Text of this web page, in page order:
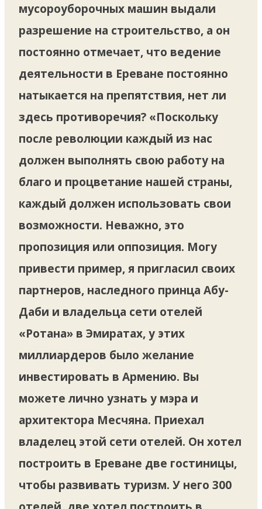
мусороуборочных машин выдали
разрешение на строительство, а он
постоянно отмечает, что ведение
деятельности в Ереване постоянно
натыкается на препятствия, нет ли
здесь противоречия? «Поскольку
после революции каждый из нас
должен выполнять свою работу на
благо и процветание нашей страны,
каждый должен использовать свои
возможности. Неважно, это
пропозиция или оппозиция. Могу
привести пример, я пригласил своих
партнеров, наследного принца Абу-
Даби и владельца сети отелей
«Ротана» в Эмиратах, у этих
миллиардеров было желание
инвестировать в Армению. Вы
можете лично узнать у мэра и
архитектора Месчяна. Приехал
владелец этой сети отелей. Он хотел
построить в Ереване две гостиницы,
чтобы развивать туризм. У него 300